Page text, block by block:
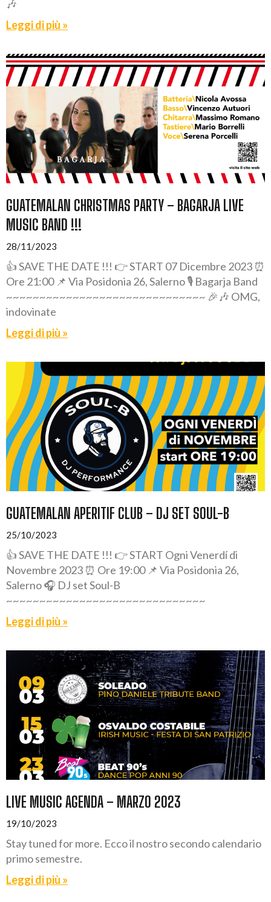
🎶
Leggi di più »
GUATEMALAN CHRISTMAS PARTY – BAGARJA LIVE
MUSIC BAND !!!
28/11/2023
👍 SAVE THE DATE !!! 👉 START 07 Dicembre 2023 ⏰
Ore 21:00 📌 Via Posidonia 26, Salerno 🎙️ Bagarja Band
~~~~~~~~~~~~~~~~~~~~~~~~~~~~~~ 🎉🎶 OMG,
indovinate
Leggi di più »
GUATEMALAN APERITIF CLUB – DJ SET SOUL-B
25/10/2023
👍 SAVE THE DATE !!! 👉 START Ogni Venerdí di
Novembre 2023 ⏰ Ore 19:00 📌 Via Posidonia 26,
Salerno 🎧 DJ set Soul-B
~~~~~~~~~~~~~~~~~~~~~~~~~~~~~~
Leggi di più »
LIVE MUSIC AGENDA – MARZO 2023
19/10/2023
Stay tuned for more. Ecco il nostro secondo calendario
primo semestre.
Leggi di più »